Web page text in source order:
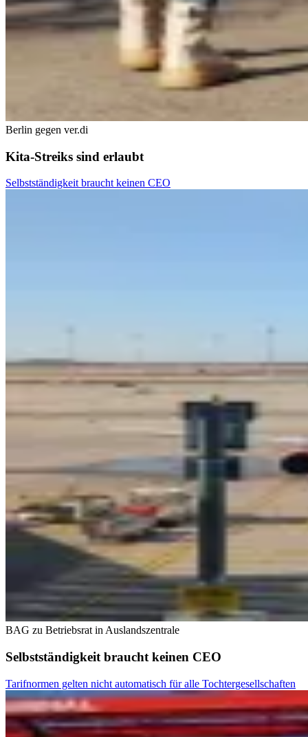
Berlin gegen ver.di
Kita-Streiks sind erlaubt
Selbstständigkeit braucht keinen CEO
BAG zu Betriebsrat in Auslandszentrale
Selbstständigkeit braucht keinen CEO
Tarifnormen gelten nicht automatisch für alle Tochtergesellschaften